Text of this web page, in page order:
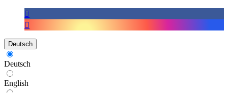
Deutsch
Deutsch
English